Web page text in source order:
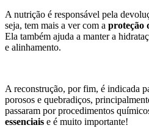
A nutrição é responsável pela
seja, tem mais a ver com a proteção
Ela também ajuda a manter a
e alinhamento.
A reconstrução, por fim, é indicada
porosos e quebradiços,
passaram por procedimentos
essenciais e é muito importante!